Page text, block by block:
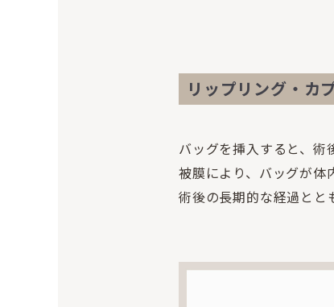
リップリング・カ
バッグを挿入すると、術
被膜により、バッグが体
術後の長期的な経過とと